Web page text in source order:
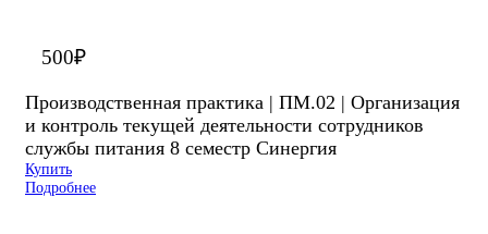
500₽
Производственная практика | ПМ.02 | Организация
и контроль текущей деятельности сотрудников
службы питания 8 семестр Синергия
Купить
Подробнее